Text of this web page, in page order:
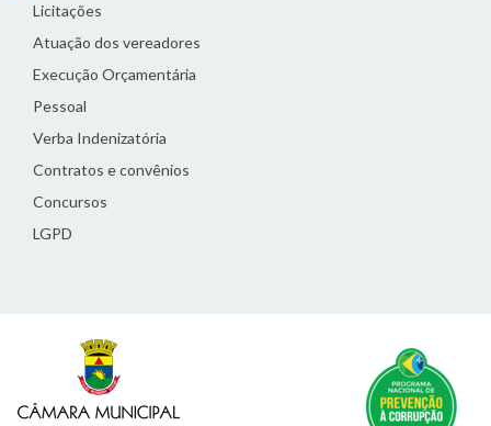
Licitações
Atuação dos vereadores
Execução Orçamentária
Pessoal
Verba Indenizatória
Contratos e convênios
Concursos
LGPD